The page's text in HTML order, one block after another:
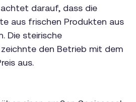
darauf, dass die
aus frischen Produkten aus
Die steirische
den Betrieb mit dem
aus.